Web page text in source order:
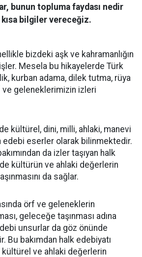
bunun topluma faydası nedir
bilgiler vereceğiz.
bizdeki aşk ve kahramanlığın
işler. Mesela bu hikayelerde Türk
kurban adama, dilek tutma, rüya
geleneklerimizin izleri
kültürel, dini, milli, ahlaki, manevi
edebi eserler olarak bilinmektedir.
da izler taşıyan halk
kültürün ve ahlaki değerlerin
da sağlar.
örf ve geleneklerin
geleceğe taşınması adına
unsurlar da göz önünde
Bu bakımdan halk edebiyatı
ve ahlaki değerlerin